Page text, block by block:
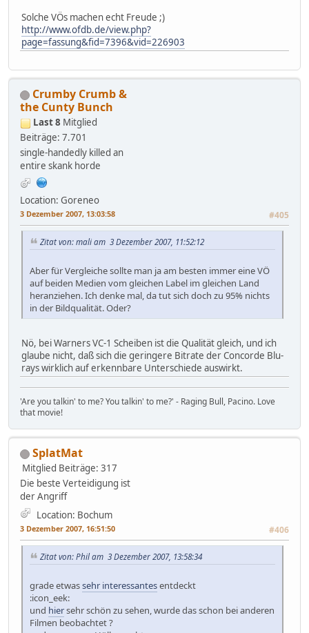
Solche VÖs machen echt Freude ;)
http://www.ofdb.de/view.php?
page=fassung&fid=7396&vid=226903
Crumby Crumb &
the Cunty Bunch
Last 8 Mitglied
Beiträge: 7.701
single-handedly killed an
entire skank horde
Location: Goreneo
3 Dezember 2007, 13:03:58 #405
Zitat von: mali am 3 Dezember 2007, 11:52:12
Aber für Vergleiche sollte man ja am besten immer eine VÖ
auf beiden Medien vom gleichen Label im gleichen Land
heranziehen. Ich denke mal, da tut sich doch zu 95% nichts
in der Bildqualität. Oder?
Nö, bei Warners VC-1 Scheiben ist die Qualität gleich, und ich
glaube nicht, daß sich die geringere Bitrate der Concorde Blu-
rays wirklich auf erkennbare Unterschiede auswirkt.
'Are you talkin' to me? You talkin' to me?' - Raging Bull, Pacino. Love
that movie!
SplatMat
Mitglied Beiträge: 317
Die beste Verteidigung ist
der Angriff
Location: Bochum
3 Dezember 2007, 16:51:50 #406
Zitat von: Phil am 3 Dezember 2007, 13:58:34
grade etwassehr interessantesentdeckt
:icon_eek:
und hiersehr schön zu sehen, wurde das schon bei anderen
Filmen beobachtet ?